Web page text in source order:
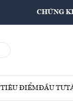
CHỨNG
TIÊU ĐIỂMĐẦU TƯ